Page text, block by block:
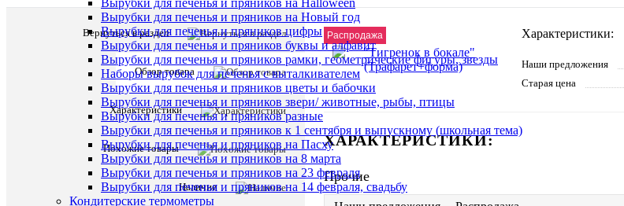
Вырубки для печенья и пряников на Halloween
Вырубки для печенья и пряников на Новый год
Вырубки для печенья и пряников цифры
Вырубки для печенья и пряников буквы и алфавит
Вырубки для печенья и пряников рамки, геометрические фигуры, звезды
Наборы вырубок для печенья с выталкивателем
Вырубки для печенья и пряников цветы и бабочки
Вырубки для печенья и пряников звери/ животные, рыбы, птицы
Вырубки для печенья и пряников разные
Вырубки для печенья и пряников к 1 сентября и выпускному (школьная тема)
Вырубки для печенья и пряников на Пасху
Вырубки для печенья и пряников на 8 марта
Вырубки для печенья и пряников на 23 февраля
Вырубки для печенья и пряников на 14 февраля, свадьбу
Кондитерские термометры
Вернуться в раздел
Обзор товара
Характеристики
Похожие товары
Наличие
Распродажа Характеристики:
Наши предложения
Старая цена
ХАРАКТЕРИСТИКИ:
Прочие